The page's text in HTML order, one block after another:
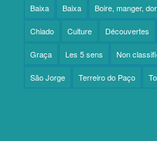
Baixa Baixa Boire, manger,
Chiado Culture Découvertes
Graça Les 5 sens Non
São Jorge Terreiro do Paço